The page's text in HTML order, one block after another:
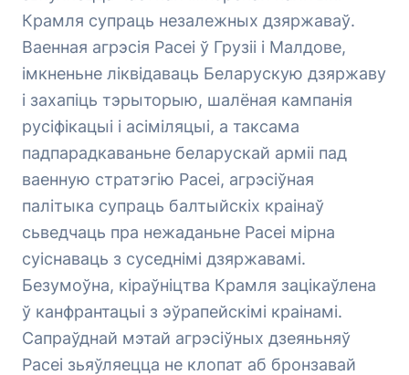
Крамля супраць незалежных дзяржаваў.
Ваенная агрэсія Расеі ў Грузіі і Малдове,
імкненьне ліквідаваць Беларускую дзяржаву
і захапіць тэрыторыю, шалёная кампанія
русіфікацыі і асіміляцыі, а таксама
падпарадкаваньне беларускай арміі пад
ваенную стратэгію Расеі, агрэсіўная
палітыка супраць балтыйскіх краінаў
сьведчаць пра нежаданьне Расеі мірна
суіснаваць з суседнімі дзяржавамі.
Безумоўна, кіраўніцтва Крамля зацікаўлена
ў канфрантацыі з эўрапейскімі краінамі.
Сапраўднай мэтай агрэсіўных дзеяньняў
Расеі зьяўляецца не клопат аб бронзавай